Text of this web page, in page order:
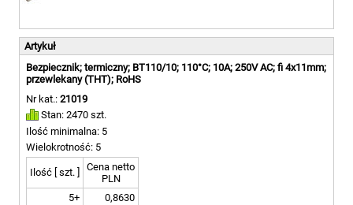
Artykuł
Bezpiecznik; termiczny; BT110/10; 110°C; 10A; 250V AC; fi 4x11mm;
przewlekany (THT); RoHS
Nr kat.: 21019
Stan: 2470 szt.
Ilość minimalna: 5
Wielokrotność: 5
Ilość [ szt. ]
Cena netto
PLN
5+
0,8630